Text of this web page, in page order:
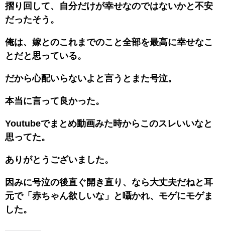
摺り回して、自分だけが幸せなのではないかと不安
だったそう。
俺は、嫁とのこれまでのこと全部を最高に幸せなこ
とだと思っている。
だから心配いらないよと言うとまた号泣。
本当に言って良かった。
Youtubeでまとめ動画みた時からこのスレいいなと
思ってた。
ありがとうございました。
因みに号泣の後直ぐ開き直り、なら大丈夫だねと耳
元で「赤ちゃん欲しいな」と囁かれ、モゲにモゲま
した。